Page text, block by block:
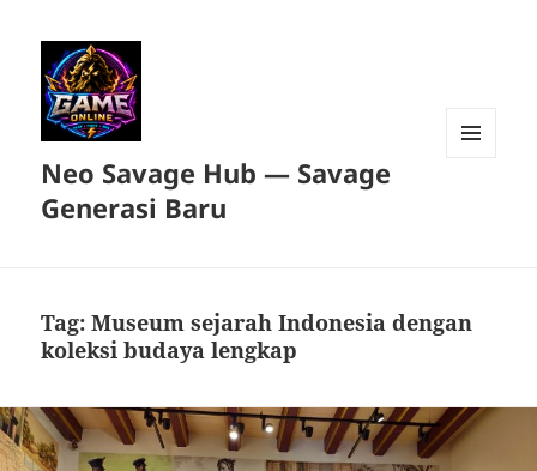
Neo Savage Hub — Savage
Generasi Baru
Tag:Museum sejarah Indonesia dengan
koleksi budaya lengkap